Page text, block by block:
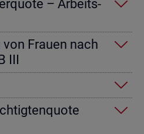
– Ar­beits­
Frau­en nach
III